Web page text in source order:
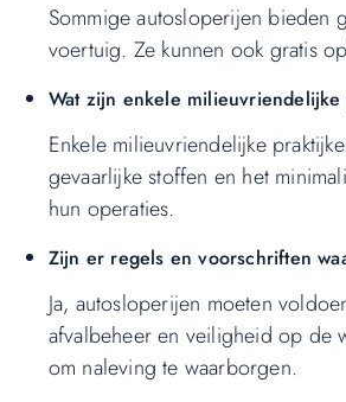
Sommige autosloperijen bieden
voertuig. Ze kunnen ook gratis
Wat zijn enkele
Enkele milieuvriendelijke
gevaarlijke stoffen en het
hun operaties.
Zijn er regels en voorschriften
Ja, autosloperijen moeten
afvalbeheer en veiligheid op de
om naleving te waarborgen.